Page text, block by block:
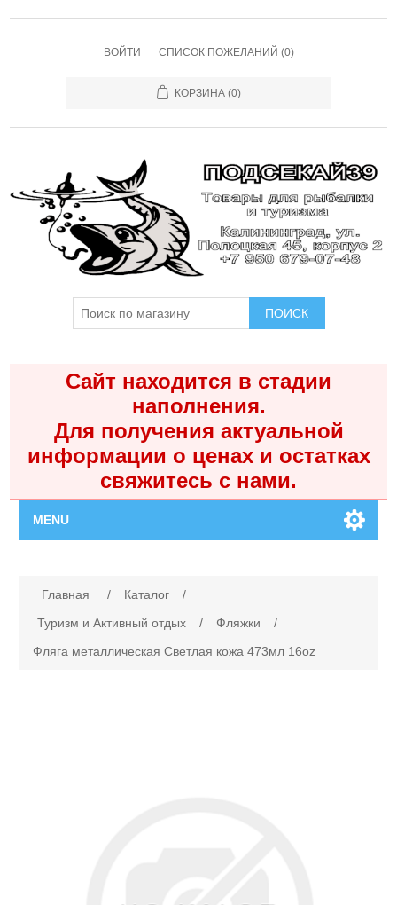
ВОЙТИ СПИСОК ПОЖЕЛАНИЙ (0)
КОРЗИНА (0)
ПОИСК
Сайт находится в стадии
наполнения.
Для получения актуальной
информации о ценах и остатках
свяжитесь с нами.
MENU
Каталог
Главная / Каталог
/
Туризм и Активный отдых
/ Фляжки
/
Фляга металлическая Светлая кожа 473мл 16oz